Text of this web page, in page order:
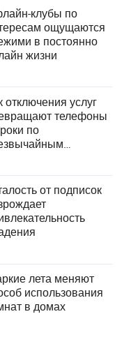
клубы по
ощущаются
в постоянно
жизни
отключения услуг
телефоны
по
от подписок
лета меняют
использования
в домах